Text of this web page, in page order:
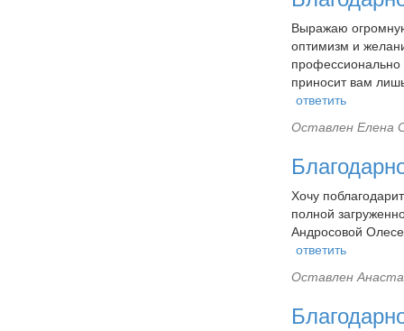
Выражаю
оптимизм и
приносит вам
ответить
Оставлен Елена
Хочу
полной
Андросовой
ответить
Оставлен